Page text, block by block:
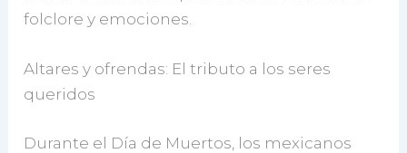
folclore y emociones.
Altares y ofrendas: El tributo a los seres
queridos
Durante el Día de Muertos, los mexicanos